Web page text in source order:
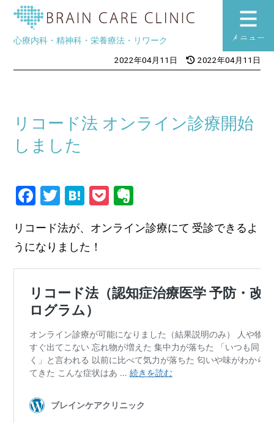
ブレインケア
心療内科・精神科・栄養療法・リワーク
2022年04月11日 2022年04月11日
リコード法 オンライン診療開始
しました
Facebook
Twitter
HatenaPocket
リコード法が、オンライン診療にて 受診できるよ
うになりました！